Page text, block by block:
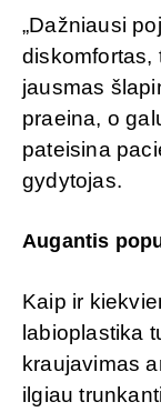
„Dažniausi
diskomfortas,
jausmas
praeina, o
pateisina
gydytojas.
Augantis
Kaip ir
labioplastika
kraujavimas
ilgiau